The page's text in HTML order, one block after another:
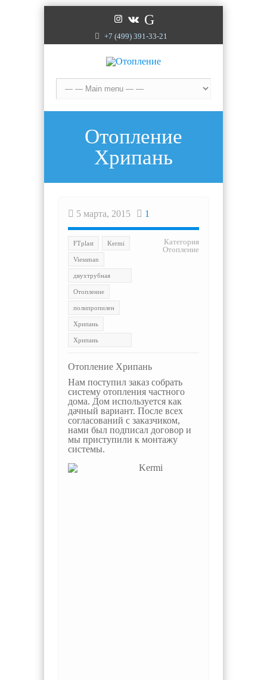
G
+7 (499) 391-33-21
Отопление
Хрипань
5 марта, 2015 1
FTplast Kermi
Viessman
двухтрубная
система
Отопление
полипропилен
Хрипань
Хрипань
Категория
Отопление
Отопление Хрипань
Нам поступил заказ собрать
систему отопления частного
дома. Дом используется как
дачный вариант. После всех
согласований с заказчиком,
нами был подписал договор и
мы приступили к монтажу
системы.